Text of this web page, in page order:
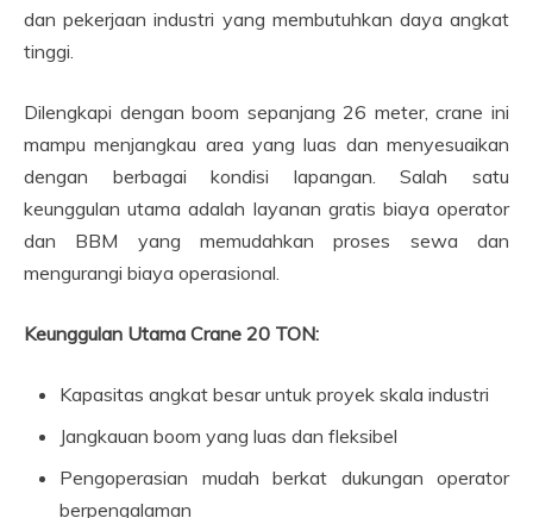
dan pekerjaan industri yang membutuhkan daya angkat
tinggi.
Dilengkapi dengan boom sepanjang 26 meter, crane ini
mampu menjangkau area yang luas dan menyesuaikan
dengan berbagai kondisi lapangan. Salah satu
keunggulan utama adalah layanan gratis biaya operator
dan BBM yang memudahkan proses sewa dan
mengurangi biaya operasional.
Keunggulan Utama Crane 20 TON:
Kapasitas angkat besar untuk proyek skala industri
Jangkauan boom yang luas dan fleksibel
Pengoperasian mudah berkat dukungan operator
berpengalaman